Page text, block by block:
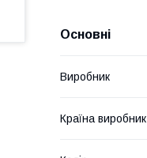
Основні
Виробник
Країна виробник